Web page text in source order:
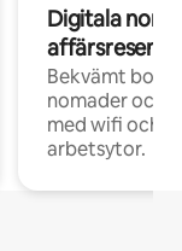
Digitala
Bekvämt
nomader och
med wifi och
arbetsytor.